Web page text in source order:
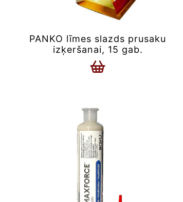
PANKO līmes slazds prusaku
izķeršanai, 15 gab.